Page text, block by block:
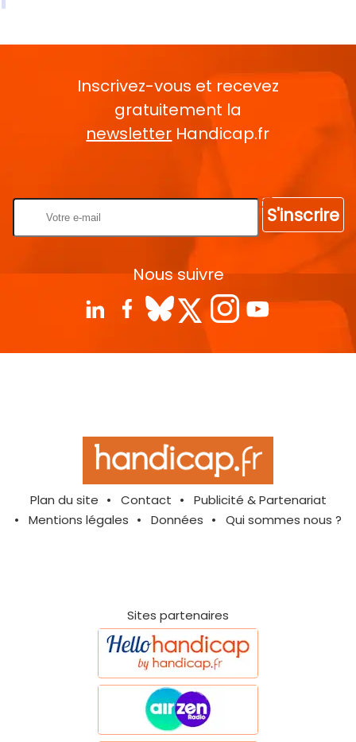
Inscrivez-vous et recevez
gratuitement la
newsletter Handicap.fr
S'inscrire
Nous suivre
Plan du site Contact
Publicité & Partenariat
Mentions légales
Données Qui sommes nous ?
Sites partenaires